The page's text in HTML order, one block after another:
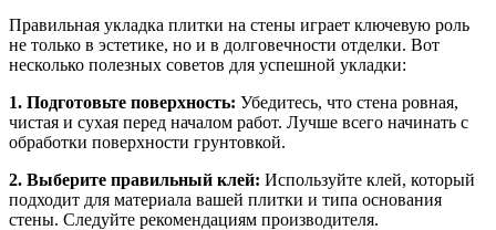
Правильная укладка плитки на стены играет ключевую роль
не только в эстетике, но и в долговечности отделки. Вот
несколько полезных советов для успешной укладки:
1. Подготовьте поверхность: Убедитесь, что стена ровная,
чистая и сухая перед началом работ. Лучше всего начинать с
обработки поверхности грунтовкой.
2. Выберите правильный клей: Используйте клей, который
подходит для материала вашей плитки и типа основания
стены. Следуйте рекомендациям производителя.